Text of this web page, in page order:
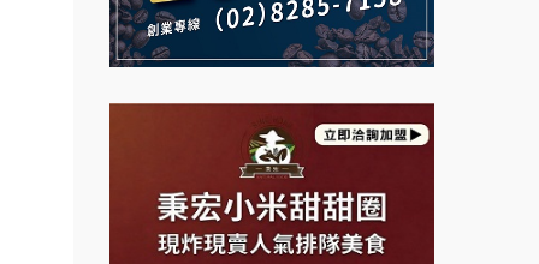
鮮茶道加盟說明會
【曉妍美妝】誠徵行政櫃檯
自助洗衣店誠徵代洗收送人員
(台中市)
MUSHEN徵SPA美容芳療師
義氣豐發雞加盟說明會
白鬍泡泡 BOHO POPO加盟說
明會
雞咕雞咕加盟說明會